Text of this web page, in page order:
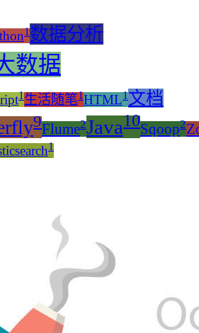
1数据分析
数据
1生活随笔1HTML1文档
9Flume2Java10Sqoop2
1